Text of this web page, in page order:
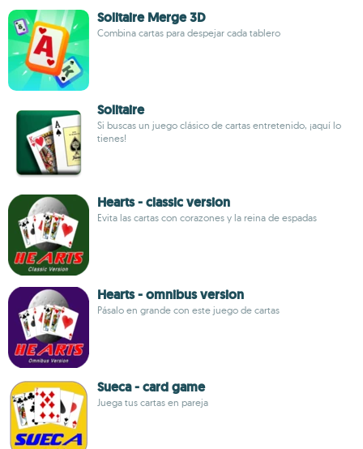
Solitaire Merge 3D
Combina cartas para despejar cada tablero
Solitaire
Si buscas un juego clásico de cartas entretenido, ¡aquí lo
tienes!
Hearts - classic version
Evita las cartas con corazones y la reina de espadas
Hearts - omnibus version
Pásalo en grande con este juego de cartas
Sueca - card game
Juega tus cartas en pareja